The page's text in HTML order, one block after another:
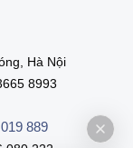
Hà Nội
8993
889